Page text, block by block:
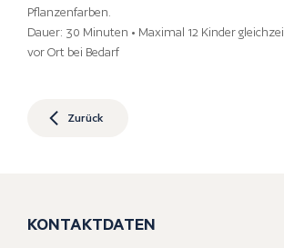
Pflanzenfarben.
Dauer: 30 Minuten • Maximal 12 Kinder
vor Ort bei Bedarf
Zurück
KONTAKTDATEN